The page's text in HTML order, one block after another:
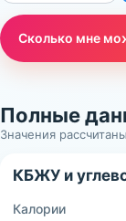
Сколько мне
Полные
Значения
КБЖУ и
Калории